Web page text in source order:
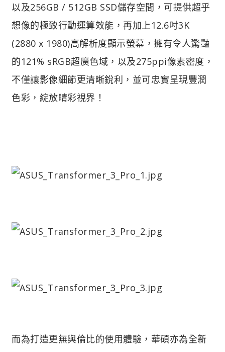
以及256GB / 512GB SSD儲存空間，可提供超乎
想像的極致行動運算效能，再加上12.6吋3K
(2880 x 1980)高解析度顯示螢幕，擁有令人驚豔
的121% sRGB超廣色域，以及275ppi像素密度，
不僅讓影像細節更清晰銳利，並可忠實呈現豐潤
色彩，綻放睛彩視界！
而為打造更無與倫比的使用體驗，華碩亦為全新